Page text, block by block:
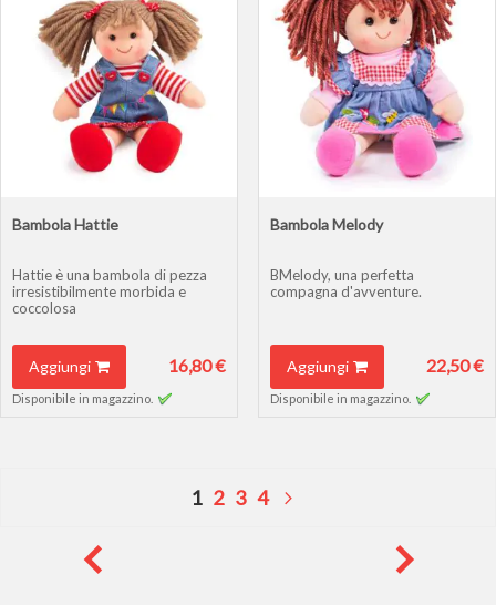
Bambola Hattie
Hattie è una bambola di pezza
irresistibilmente morbida e
coccolosa
Aggiungi 16,80 €
Disponibile in magazzino.
Bambola Melody
BMelody, una perfetta
compagna d'avventure.
Aggiungi 22,50 €
Disponibile in magazzino.
Pagina
Attualmente stai leggendo la
1 Pagina
2 Pagina
3 Pagina
4